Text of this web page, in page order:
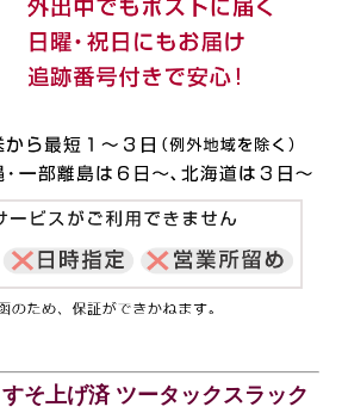
そ上げ済 ツータックスラック